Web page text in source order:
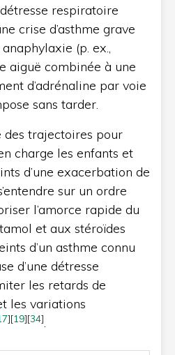
respiratoire
crise d’asthme grave
(p. ex.,
aiguë combinée à une
d’adrénaline par voie
sans tarder.
des trajectoires pour
charge les enfants et
d’une exacerbation de
sur un ordre
l’amorce rapide du
et aux stéroïdes
d’un asthme connu
d’une détresse
les retards de
les variations
][19][34].